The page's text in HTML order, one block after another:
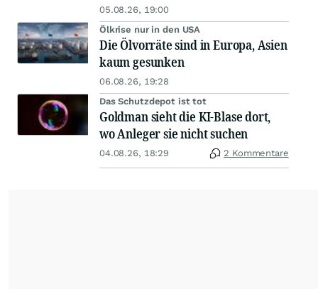
05.08.26, 19:00
Ölkrise nur in den USA
Die Ölvorräte sind in Europa, Asien
kaum gesunken
06.08.26, 19:28
Das Schutzdepot ist tot
Goldman sieht die KI-Blase dort,
wo Anleger sie nicht suchen
04.08.26, 18:29 2 Kommentare